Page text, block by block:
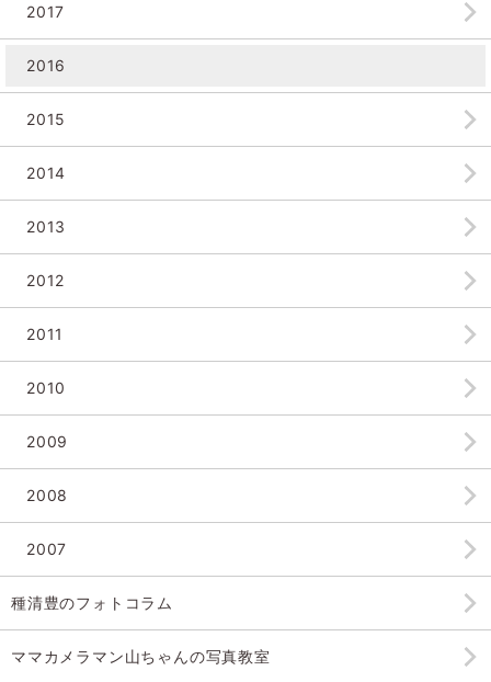
2017
2016
2015
2014
2013
2012
2011
2010
2009
2008
2007
種清豊のフォトコラム
ママカメラマン山ちゃんの写真教室